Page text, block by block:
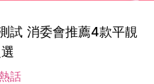
試 消委會推薦4款平靚
話